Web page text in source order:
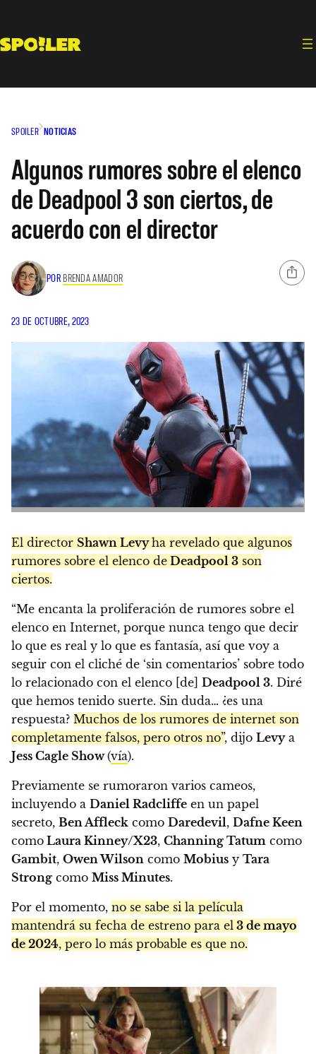
contenido
SPOILER NOTICIAS
Algunos rumores sobre el elenco
de Deadpool 3 son ciertos, de
acuerdo con el director
POR BRENDA AMADOR
23 DE OCTUBRE, 2023
El director Shawn Levyha revelado que algunos
rumores sobre el elenco de Deadpool 3 son
ciertos.
“Me encanta la proliferación de rumores sobre el
elenco en Internet, porque nunca tengo que decir
lo que es real y lo que es fantasía, así que voy a
seguir con el cliché de ‘sin comentarios’ sobre todo
lo relacionado con el elenco [de] Deadpool 3. Diré
que hemos tenido suerte. Sin duda… ¿es una
respuesta? Muchos de los rumores de internet son
completamente falsos, pero otros no”, dijo Levya
Jess Cagle Show(vía).
Previamente se rumoraron varios cameos,
incluyendo a Daniel Radcliffe en un papel
secreto, Ben Affleck como Daredevil, Dafne Keen
como Laura Kinney/X23, Channing Tatum como
Gambit, Owen Wilson como Mobius y Tara
Strong como Miss Minutes.
Por el momento, no se sabe si la película
mantendrá su fecha de estreno para el 3 de mayo
de 2024, pero lo más probable es que no.